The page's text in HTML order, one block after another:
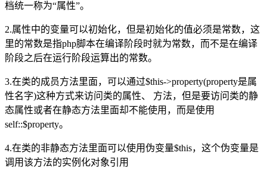
档统一称为“属性”。
2.属性中的变量可以初始化，但是初始化的值必须是常数，这
里的常数是指php脚本在编译阶段时就为常数，而不是在编译
阶段之后在运行阶段运算出的常数。
3.在类的成员方法里面，可以通过$this->property(property是属
性名字)这种方式来访问类的属性、 方法，但是要访问类的静
态属性或者在静态方法里面却不能使用，而是使用
self::$property。
4.在类的非静态方法里面可以使用伪变量$this，这个伪变量是
调用该方法的实例化对象引用